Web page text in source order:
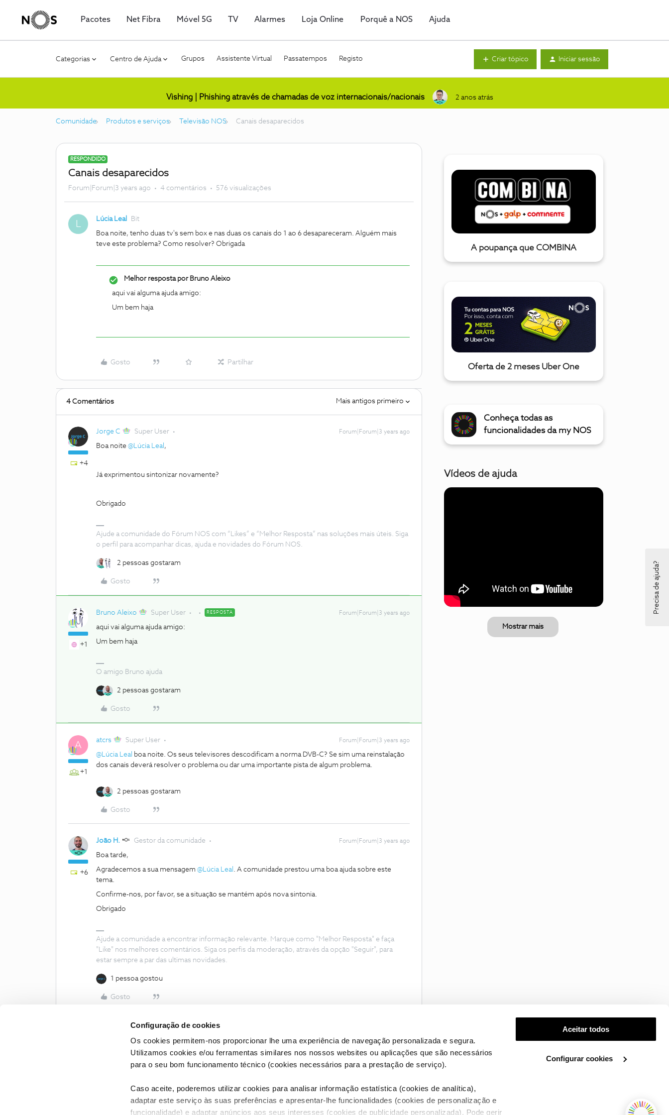
Configuração de cookies
Os cookies permitem-nos proporcionar lhe uma experiência de navegação personalizada e segura.
Utilizamos cookies e/ou ferramentas similares nos nossos websites ou aplicações que são necessários
para o seu bom funcionamento técnico (cookies necessários para a prestação de serviço).
Caso aceite, poderemos utilizar cookies para analisar informação estatística (cookies de analítica),
adaptar este serviço às suas preferências e apresentar-lhe funcionalidades (cookies de personalização e
funcionalidade) e adaptar anúncios aos seus interesses (cookies de publicidade personalizada). Pode gerir
Aceitar todos
Configurar cookies
Pacotes Net Fibra Móvel 5G TV Alarmes Loja Online Porquê a NOS Ajuda
Categorias Centro de Ajuda Grupos Assistente Virtual Passatempos Registo Criar tópico Iniciar sessão
Vishing | Phishing através de chamadas de voz internacionais/nacionais 2 anos atrás
Comunidade Produtos e serviços Televisão NOS Canais desaparecidos
RESPONDIDO
Canais desaparecidos
Forum|Forum|3 years ago 4 comentários 576 visualizações
L Lúcia Leal Bit
Boa noite, tenho duas tv's sem box e nas duas os canais do 1 ao 6 desapareceram. Alguém mais
teve este problema? Como resolver? Obrigada
Melhor resposta porBruno Aleixo
aqui vai alguma ajuda amigo:
Um bem haja
Gosto Partilhar
4 Comentários Mais antigos primeiro
+4
Jorge C Super User Forum|Forum|3 years ago
Boa noite @Lúcia Leal ,
Já exprimentou sintonizar novamente?
Obrigado
Ajude a comunidade do Fórum NOS com “Likes” e “Melhor Resposta” nas soluções mais úteis. Siga
o perfil para acompanhar dicas, ajuda e novidades do Fórum NOS.
2 pessoas gostaram
Gosto
+1
Bruno Aleixo Super User RESPOSTA Forum|Forum|3 years ago
aqui vai alguma ajuda amigo:
Um bem haja
O amigo Bruno ajuda
2 pessoas gostaram
Gosto
A
+1
atcrs Super User Forum|Forum|3 years ago
@Lúcia Leal boa noite. Os seus televisores descodificam a norma DVB-C? Se sim uma reinstalação
dos canais deverá resolver o problema ou dar uma importante pista de algum problema.
2 pessoas gostaram
Gosto
+6
João H. Gestor da comunidade Forum|Forum|3 years ago
Boa tarde,
Agradecemos a sua mensagem @Lúcia Leal . A comunidade prestou uma boa ajuda sobre este
tema.
Confirme-nos, por favor, se a situação se mantém após nova sintonia.
Obrigado
Ajude a comunidade a encontrar informação relevante. Marque como "Melhor Resposta" e faça
"Like" nos melhores comentários. Siga os perfis da moderação, através da opção "Seguir", para
estar sempre a par das ultimas novidades.
1 pessoa gostou
Gosto
A poupança que COMBINA
Oferta de 2 meses Uber One
Conheça todas as
funcionalidades da my NOS
Vídeos de ajuda
Mostrar mais
Condições do Fórum NOS Accessibility statement
Precisa de ajuda?